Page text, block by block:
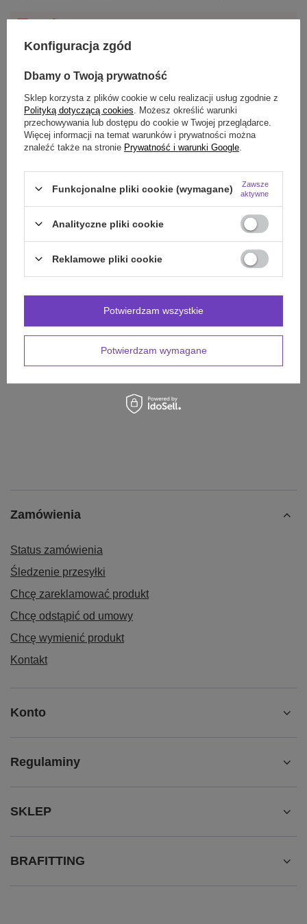
Darmowa dostawa do paczkomatu lub punktu
odbioru
Smile - dostawy ze sklepów internetowych przy zamówieniu od
OPIS
SZCZEGÓŁOWE DANE
OPINIE (0)
najciekawsze pytania i odpowiedzi publikując
Zamówienia
Status zamówienia
Śledzenie przesyłki
Chcę zareklamować produkt
Chcę odstąpić od umowy
Chcę wymienić produkt
Kontakt
Konto
Regulaminy
SKLEP
BRAFITTING
Konfiguracja zgód
Dbamy o Twoją prywatność
Sklep korzysta z plików cookie w celu realizacji usług zgodnie z
Polityką dotyczącą cookies . Możesz określić warunki
przechowywania lub dostępu do cookie w Twojej przeglądarce.
Więcej informacji na temat warunków i prywatności można
znaleźć także na stronie Prywatność i warunki Google
Funkcjonalne pliki cookie (wymagane)
Zawsze
aktywne
Analityczne pliki cookie
Reklamowe pliki cookie
Potwierdzam wymagane
Potwierdzam wszystkie